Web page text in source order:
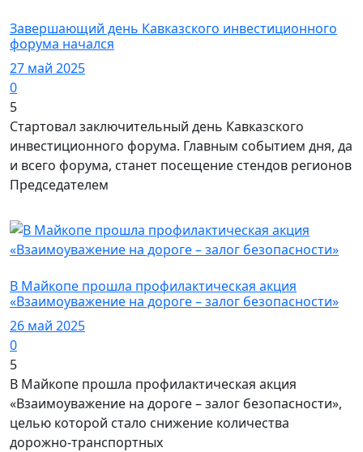
Завершающий день Кавказского инвестиционного
форума начался
27 май 2025
0
5
Стартовал заключительный день Кавказского
инвестиционного форума. Главным событием дня, да
и всего форума, станет посещение стендов регионов
Председателем
В Майкопе прошла профилактическая акция
«Взаимоуважение на дороге – залог безопасности»
26 май 2025
0
5
В Майкопе прошла профилактическая акция
«Взаимоуважение на дороге – залог безопасности»,
целью которой стало снижение количества
дорожно-транспортных